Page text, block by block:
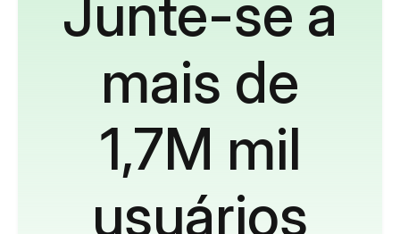
Junte-se a
mais de
1,7M mil
usuários